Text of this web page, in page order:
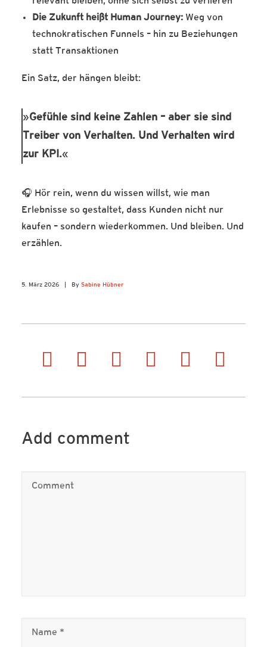
Die Zukunft heißt Human Journey: Weg von
technokratischen Funnels – hin zu Beziehungen
statt Transaktionen
Ein Satz, der hängen bleibt:
Gefühle sind keine Zahlen – aber sie sind
Treiber von Verhalten. Und Verhalten wird
zur KPI.
🎧 Hör rein, wenn du wissen willst, wie man
Erlebnisse so gestaltet, dass Kunden nicht nur
kaufen – sondern wiederkommen. Und bleiben. Und
erzählen.
5. März 2026 By Sabine Hübner
Add comment